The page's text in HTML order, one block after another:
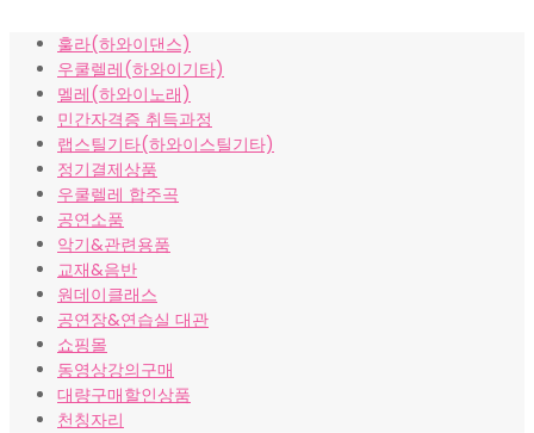
격:
₩10,000.
격:
₩8,000.
훌라(하와이댄스)
우쿨렐레(하와이기타)
멜레(하와이노래)
민간자격증 취득과정
랩스틸기타(하와이스틸기타)
정기결제상품
우쿨렐레 합주곡
공연소품
악기&관련용품
교재&음반
원데이클래스
공연장&연습실 대관
쇼핑몰
동영상강의구매
대량구매할인상품
천칭자리